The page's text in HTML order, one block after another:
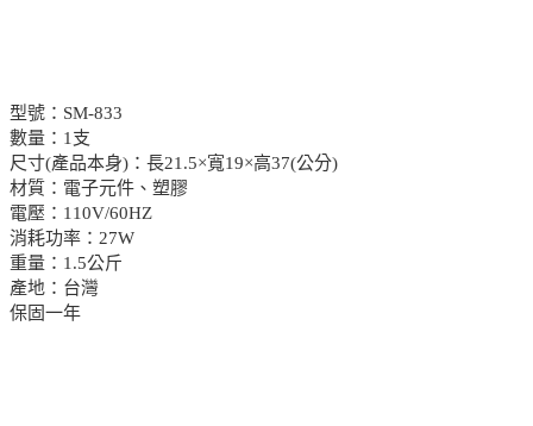
型號：SM-833
數量：1支
尺寸(產品本身)：長21.5×寬19×高37(公分)
材質：電子元件、塑膠
電壓：110V/60HZ
消耗功率：27W
重量：1.5公斤
產地：台灣
保固一年